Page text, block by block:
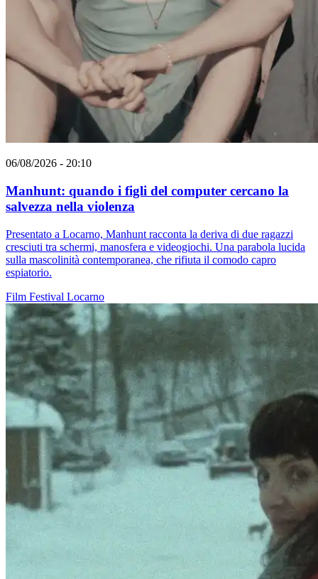
06/08/2026 - 20:10
Manhunt: quando i figli del computer cercano la
salvezza nella violenza
Presentato a Locarno, Manhunt racconta la deriva di due ragazzi
cresciuti tra schermi, manosfera e videogiochi. Una parabola lucida
sulla mascolinità contemporanea, che rifiuta il comodo capro
espiatorio.
Film Festival Locarno